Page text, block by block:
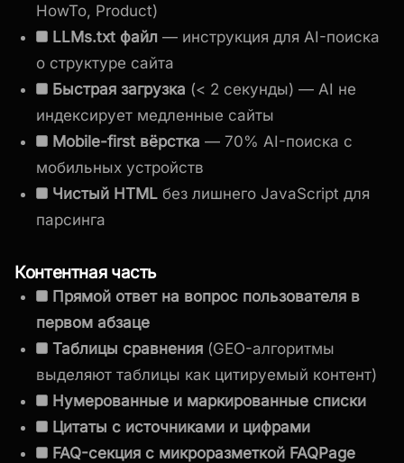
HowTo, Product)
LLMs.txt файл — инструкция для AI-поиска
о структуре сайта
Быстрая загрузка (< 2 секунды) — AI не
индексирует медленные сайты
Mobile-first вёрстка — 70% AI-поиска с
мобильных устройств
Чистый HTML без лишнего JavaScript для
парсинга
Контентная часть
Прямой ответ на вопрос пользователя в
первом абзаце
Таблицы сравнения (GEO-алгоритмы
выделяют таблицы как цитируемый контент)
Нумерованные и маркированные списки
Цитаты с источниками и цифрами
FAQ-секция с микроразметкой FAQPage